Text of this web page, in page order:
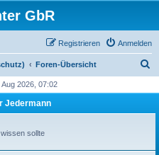
GbR
Anmelden
Registrieren
Foren-Übersicht
h
2026, 07:02
Jedermann
sollte